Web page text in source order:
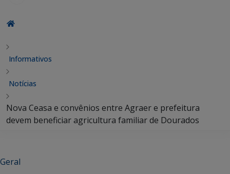
Informativos
Notícias
Nova Ceasa e convênios entre Agraer e prefeitura
devem beneficiar agricultura familiar de Dourados
Geral